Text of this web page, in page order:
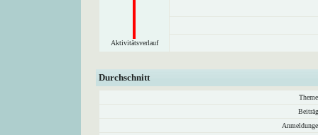
Aktivitätsverlauf
Durchschnitt